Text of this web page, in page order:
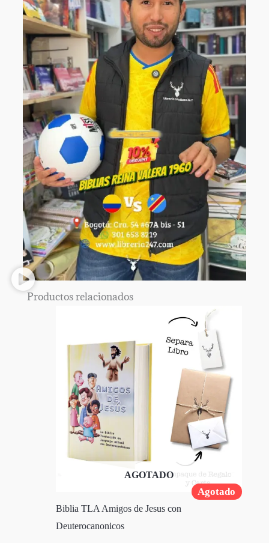
Productos relacionados
Agotado
AGOTADO
Biblia TLA Amigos de Jesus con
Deuterocanonicos